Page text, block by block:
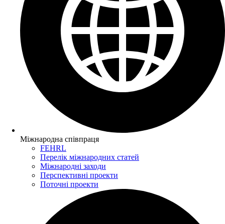
Міжнародна співпраця
FEHRL
Перелік міжнародних статей
Міжнародні заходи
Перспективні проекти
Поточні проекти